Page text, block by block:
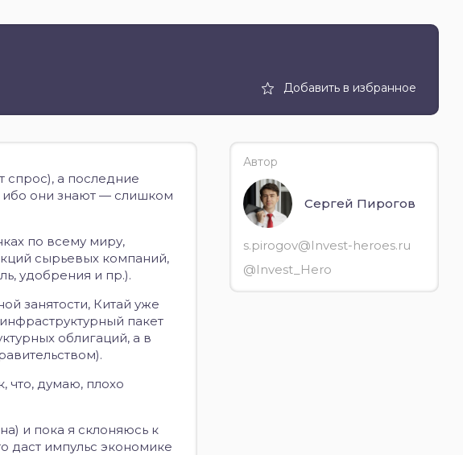
Добавить в избранное
спрос), а последние
ибо они знают — слишком
по всему миру,
сырьевых компаний,
удобрения и пр.).
занятости, Китай уже
пакет
облигаций, а в
что, думаю, плохо
и пока я склоняюсь к
даст импульс экономике
Автор
Сергей Пирогов
s.pirogov@Invest-heroes.ru
@Invest_Hero